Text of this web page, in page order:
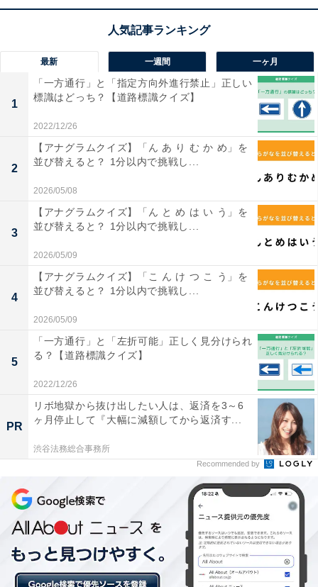
埋めて言葉を完成させてみよう
1 2
最新 一週間 一ヶ月
1
「一方通行」と「指定方向外進行禁止」正しい
標識はどっち？【道路標識クイズ】
2022/12/26
2
【アナグラムクイズ】「ん あ り む か め」を
並び替えると？ 1分以内で挑戦し...
2026/05/08
3
【アナグラムクイズ】「ん と め は い う」を
並び替えると？ 1分以内で挑戦し...
2026/05/09
4
【アナグラムクイズ】「こ ん け つ こ う」を
並び替えると？ 1分以内で挑戦し...
2026/05/09
5
「一方通行」と「左折可能」正しく見分けられ
る？【道路標識クイズ】
2022/12/26
PR
リボ地獄から抜け出したい人は、返済を3～6
ヶ月停止して『大幅に減額してから返済す...
渋谷法務総合事務所
Recommended by